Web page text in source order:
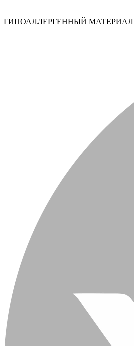
ГИПОАЛЛЕРГЕННЫЙ МАТЕРИАЛ